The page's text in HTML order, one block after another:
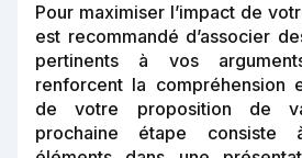
Pour maximiser l’impact de
est recommandé d’associer
pertinents à vos
renforcent la compréhension
de votre proposition de
prochaine étape consiste